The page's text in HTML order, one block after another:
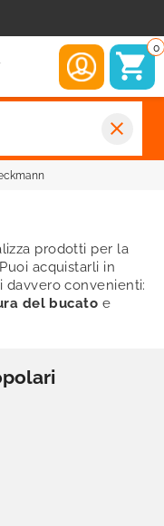
0
close
prodotti per la
acquistarli in
davvero convenienti:
del bucato e